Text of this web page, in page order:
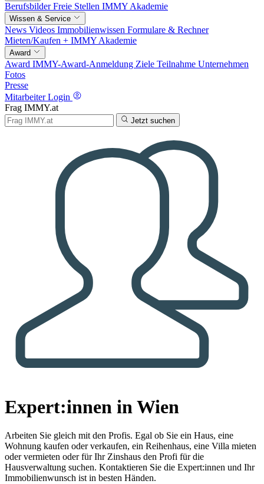
BerufsbilderFreie Stellen IMMY Akademie
Wissen & Service
News Videos Immobilienwissen Formulare & Rechner
Mieten/Kaufen + IMMY Akademie
Award
Award IMMY-Award-Anmeldung Ziele Teilnahme Unternehmen
Fotos
Presse
Mitarbeiter Login
Frag IMMY.at
Jetzt suchen
Expert:innen in Wien
Arbeiten Sie gleich mit den Profis. Egal ob Sie ein Haus, eine
Wohnung kaufen oder verkaufen, ein Reihenhaus, eine Villa mieten
oder vermieten oder für Ihr Zinshaus den Profi für die
Hausverwaltung suchen. Kontaktieren Sie die Expert:innen und Ihr
Immobilienwunsch ist in besten Händen.